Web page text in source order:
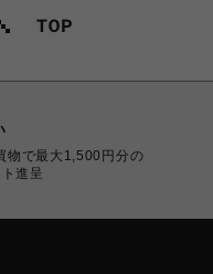
物で最大1,500円分の
進呈